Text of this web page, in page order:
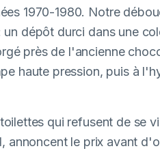
1970-1980. Notre
dépôt durci dans une
près de l'ancienne
haute pression, puis à
qui refusent de se
annoncent le prix avant